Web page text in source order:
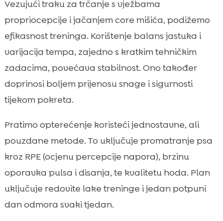
Vezujući traku za trčanje s vježbama
propriocepcije i jačanjem core mišića, podižemo
efikasnost treninga. Korištenje balans jastuka i
varijacija tempa, zajedno s kratkim tehničkim
zadacima, povećava stabilnost. Ono također
doprinosi boljem prijenosu snage i sigurnosti
tijekom pokreta.
Pratimo opterećenje koristeći jednostavne, ali
pouzdane metode. To uključuje promatranje psa
kroz RPE (ocjenu percepcije napora), brzinu
oporavka pulsa i disanja, te kvalitetu hoda. Plan
uključuje redovite lake treninge i jedan potpuni
dan odmora svaki tjedan.